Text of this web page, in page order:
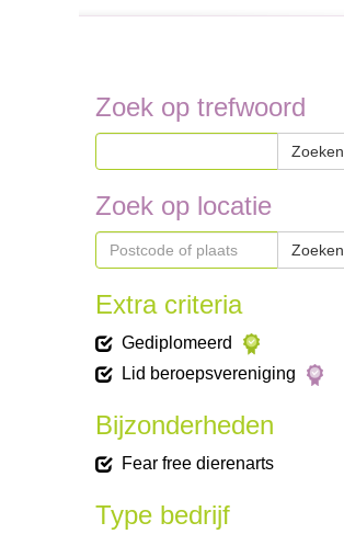
Zoek op trefwoord
Zoeken
Zoek op locatie
Zoeken
Extra criteria
Gediplomeerd
Lid beroepsvereniging
Bijzonderheden
Fear free dierenarts
Type bedrijf